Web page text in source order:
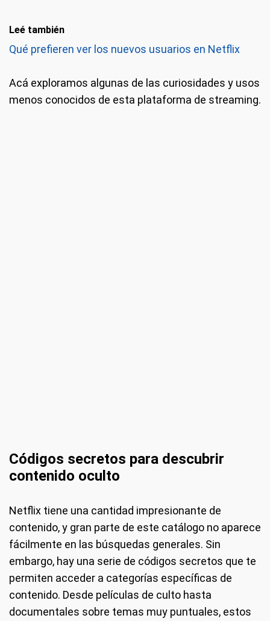
Leé también
Qué prefieren ver los nuevos usuarios en Netflix
Acá exploramos algunas de las curiosidades y usos
menos conocidos de esta plataforma de streaming.
Códigos secretos para descubrir
contenido oculto
Netflix tiene una cantidad impresionante de
contenido, y gran parte de este catálogo no aparece
fácilmente en las búsquedas generales. Sin
embargo, hay una serie de códigos secretos que te
permiten acceder a categorías específicas de
contenido. Desde películas de culto hasta
documentales sobre temas muy puntuales, estos